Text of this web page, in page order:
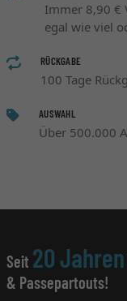
Immer 8,90 €
egal wie viel
RÜCKGABE
100 Tage
AUSWAHL
Über 500.000
Seit 20 Jahren
& Passepartouts!